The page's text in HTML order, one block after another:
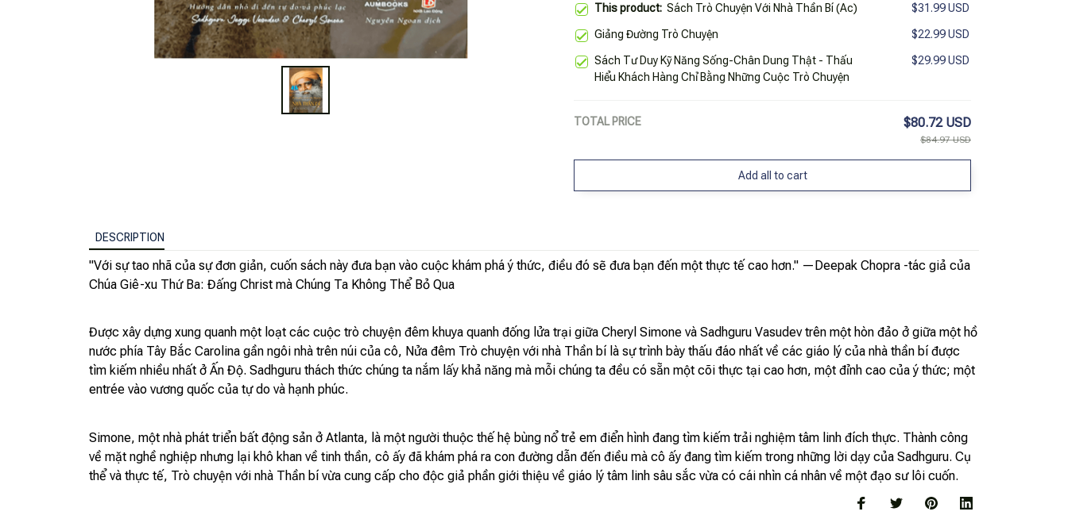
This product: Sách Trò Chuyện Với Nhà Thần Bí (Ac) $31.99 USD
Giảng Đường Trò Chuyện $22.99 USD
Sách Tư Duy Kỹ Năng Sống-Chân Dung Thật - Thấu
Hiểu Khách Hàng Chỉ Bằng Những Cuộc Trò Chuyện
$29.99 USD
TOTAL PRICE $80.72 USD
$84.97 USD
Add all to cart
DESCRIPTION
"Với sự tao nhã của sự đơn giản, cuốn sách này đưa bạn vào cuộc khám phá ý thức, điều đó sẽ đưa bạn đến một thực tế cao hơn." —Deepak Chopra -tác giả của
Chúa Giê-xu Thứ Ba: Đấng Christ mà Chúng Ta Không Thể Bỏ Qua
Được xây dựng xung quanh một loạt các cuộc trò chuyện đêm khuya quanh đống lửa trại giữa Cheryl Simone và Sadhguru Vasudev trên một hòn đảo ở giữa một hồ
nước phía Tây Bắc Carolina gần ngôi nhà trên núi của cô, Nửa đêm Trò chuyện với nhà Thần bí là sự trình bày thấu đáo nhất về các giáo lý của nhà thần bí được
tìm kiếm nhiều nhất ở Ấn Độ. Sadhguru thách thức chúng ta nắm lấy khả năng mà mỗi chúng ta đều có sẵn một cõi thực tại cao hơn, một đỉnh cao của ý thức; một
entrée vào vương quốc của tự do và hạnh phúc.
Simone, một nhà phát triển bất động sản ở Atlanta, là một người thuộc thế hệ bùng nổ trẻ em điển hình đang tìm kiếm trải nghiệm tâm linh đích thực. Thành công
về mặt nghề nghiệp nhưng lại khô khan về tinh thần, cô ấy đã khám phá ra con đường dẫn đến điều mà cô ấy đang tìm kiếm trong những lời dạy của Sadhguru. Cụ
thể và thực tế, Trò chuyện với nhà Thần bí vừa cung cấp cho độc giả phần giới thiệu về giáo lý tâm linh sâu sắc vừa có cái nhìn cá nhân về một đạo sư lôi cuốn.